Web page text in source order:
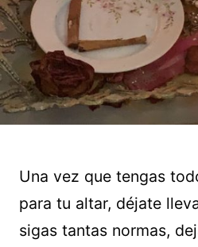
Una vez que tengas
para tu altar, déjate
sigas tantas normas,